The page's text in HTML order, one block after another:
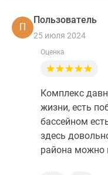
П
Пользователь
25 июля 2024
Оценка
Комплекс
жизни, есть
бассейном
здесь
района можно